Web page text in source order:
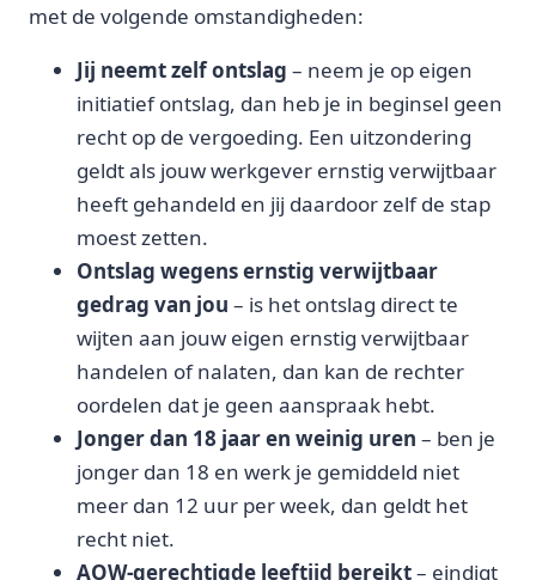
met de volgende omstandigheden:
Jij neemt zelf ontslag – neem je op eigen
initiatief ontslag, dan heb je in beginsel geen
recht op de vergoeding. Een uitzondering
geldt als jouw werkgever ernstig verwijtbaar
heeft gehandeld en jij daardoor zelf de stap
moest zetten.
Ontslag wegens ernstig verwijtbaar
gedrag van jou – is het ontslag direct te
wijten aan jouw eigen ernstig verwijtbaar
handelen of nalaten, dan kan de rechter
oordelen dat je geen aanspraak hebt.
Jonger dan 18 jaar en weinig uren – ben je
jonger dan 18 en werk je gemiddeld niet
meer dan 12 uur per week, dan geldt het
recht niet.
AOW-gerechtigde leeftijd bereikt– eindigt